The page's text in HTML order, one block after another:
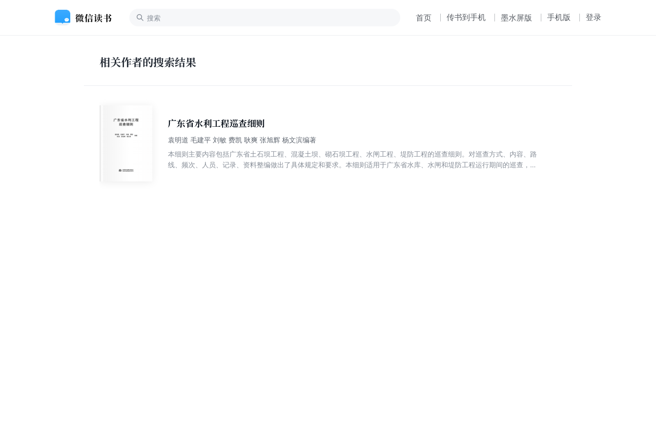
首页 传书到手机 墨水屏版 手机版 登录
相关作者的搜索结果
广东省水利工程巡查细则
袁明道 毛建平 刘敏 费凯 耿爽 张旭辉 杨文滨编著
本细则主要内容包括广东省土石坝工程、混凝土坝、砌石坝工程、水闸工程、堤防工程的巡查细则。对巡查方式、内容、路
线、频次、人员、记录、资料整编做出了具体规定和要求。本细则适用于广东省水库、水闸和堤防工程运行期间的巡查，其